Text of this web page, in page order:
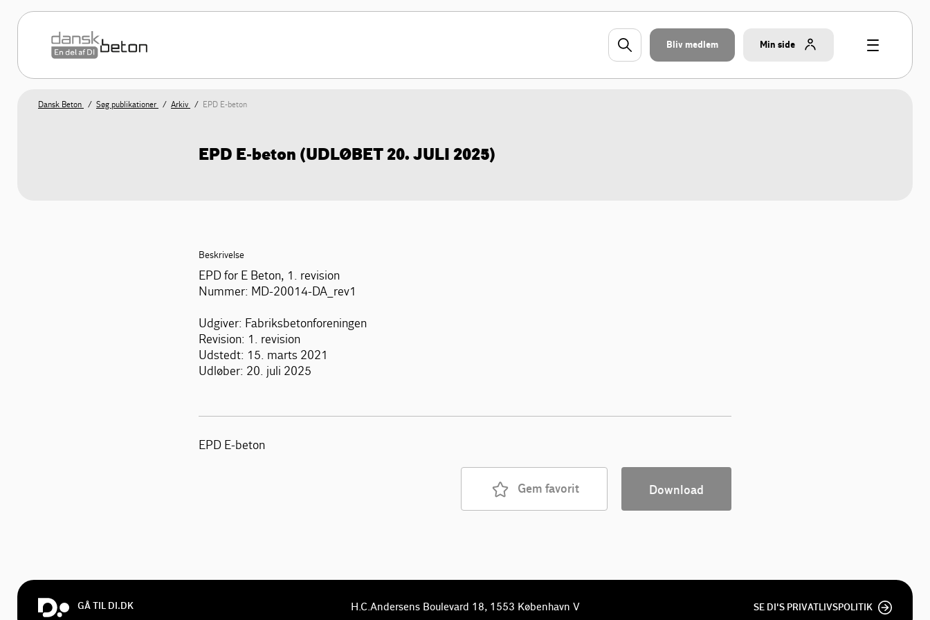
Bliv medlem Min side
Dansk Beton Søg publikationer Arkiv EPD E-beton
EPD E-beton (UDLØBET 20. JULI 2025)
Beskrivelse
EPD for E Beton, 1. revision
Nummer: MD-20014-DA_rev1
Udgiver: Fabriksbetonforeningen
Revision: 1. revision
Udstedt: 15. marts 2021
Udløber: 20. juli 2025
EPD E-beton
Gem favorit Download
GÅ TIL DI.DK H.C.Andersens Boulevard 18, 1553 København V SE DI'S PRIVATLIVSPOLITIK